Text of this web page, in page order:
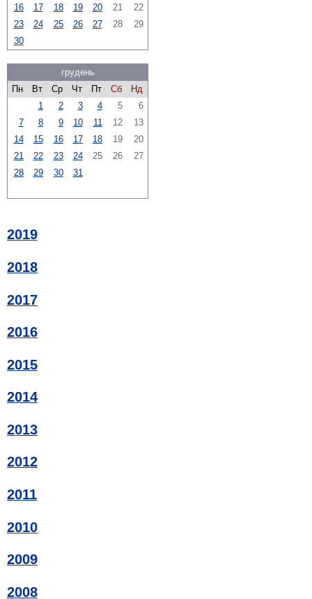
16
17 18 19 20 21
22
23
24 25 26 27 28
29
30
грудень
Пн
Вт Ср Чт Пт Сб
Нд
1
2 3 4 5
6
7
8 9 10 11 12
13
14
15 16 17 18 19
20
21
22 23 24 25 26
27
28
29 30 31
2019
2018
2017
2016
2015
2014
2013
2012
2011
2010
2009
2008